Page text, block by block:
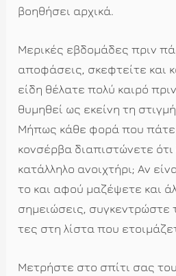
βοηθήσει αρχικά.
Μερικές εβδομάδες πριν
αποφάσεις, σκεφτείτε και
είδη θέλατε πολύ καιρό
θυμηθεί ως εκείνη τη
Μήπως κάθε φορά που πάτε
κονσέρβα διαπιστώνετε
κατάλληλο ανοιχτήρι; Αν
το και αφού μαζέψετε και
σημειώσεις, συγκεντρώστε
τες στη λίστα που
Μετρήστε στο σπίτι σας